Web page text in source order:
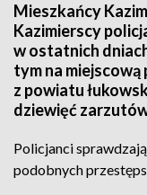
Mieszkańcy
Kazimierscy
w ostatnich
tym na miejscową
z powiatu
dziewięć
Policjanci
podobnych